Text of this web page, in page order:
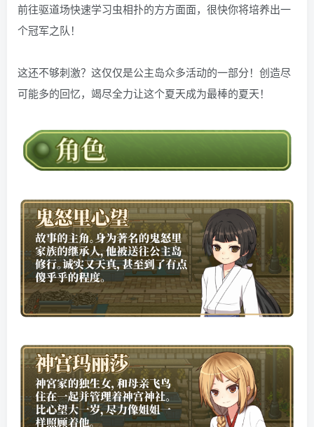
前往驱道场快速学习虫相扑的方方面面，很快你将培养出一
个冠军之队！
这还不够刺激？这仅仅是公主岛众多活动的一部分！创造尽
可能多的回忆，竭尽全力让这个夏天成为最棒的夏天！